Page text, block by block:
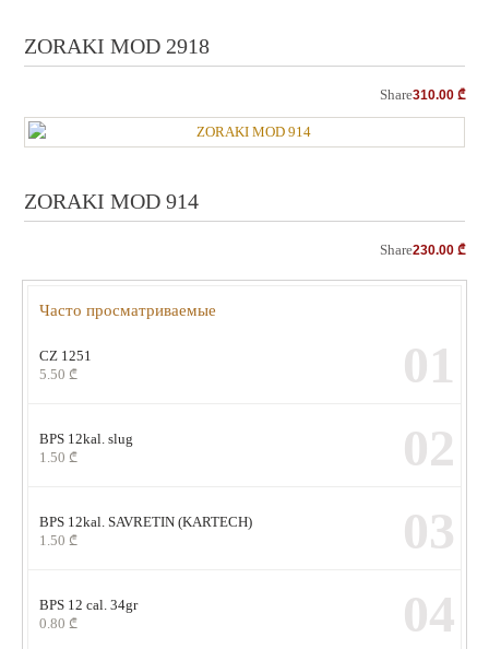
ZORAKI MOD 2918
310.00 ₾
Share
ZORAKI MOD 914
230.00 ₾
Share
Часто просматриваемые
CZ 1251
5.50 ₾ 01
BPS 12kal. slug
1.50 ₾ 02
BPS 12kal. SAVRETIN (KARTECH)
1.50 ₾ 03
BPS 12 cal. 34gr
0.80 ₾ 04